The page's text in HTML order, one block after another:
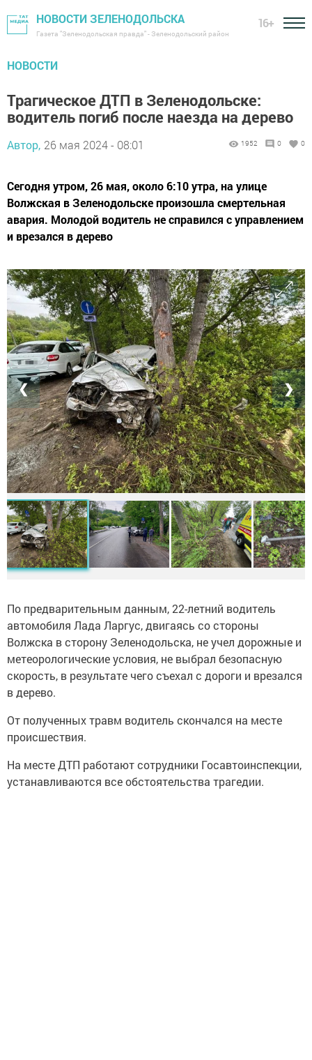
НОВОСТИ ЗЕЛЕНОДОЛЬСКА
Газета "Зеленодольская правда" - Зеленодольский район
16+
НОВОСТИ
Трагическое ДТП в Зеленодольске:
водитель погиб после наезда на дерево
Автор, 26 мая 2024 - 08:01 1952 0 0
Сегодня утром, 26 мая, около 6:10 утра, на улице
Волжская в Зеленодольске произошла смертельная
авария. Молодой водитель не справился с управлением
и врезался в дерево
❮ ❯
По предварительным данным, 22-летний водитель
автомобиля Лада Ларгус, двигаясь со стороны
Волжска в сторону Зеленодольска, не учел дорожные и
метеорологические условия, не выбрал безопасную
скорость, в результате чего съехал с дороги и врезался
в дерево.
От полученных травм водитель скончался на месте
происшествия.
На месте ДТП работают сотрудники Госавтоинспекции,
устанавливаются все обстоятельства трагедии.